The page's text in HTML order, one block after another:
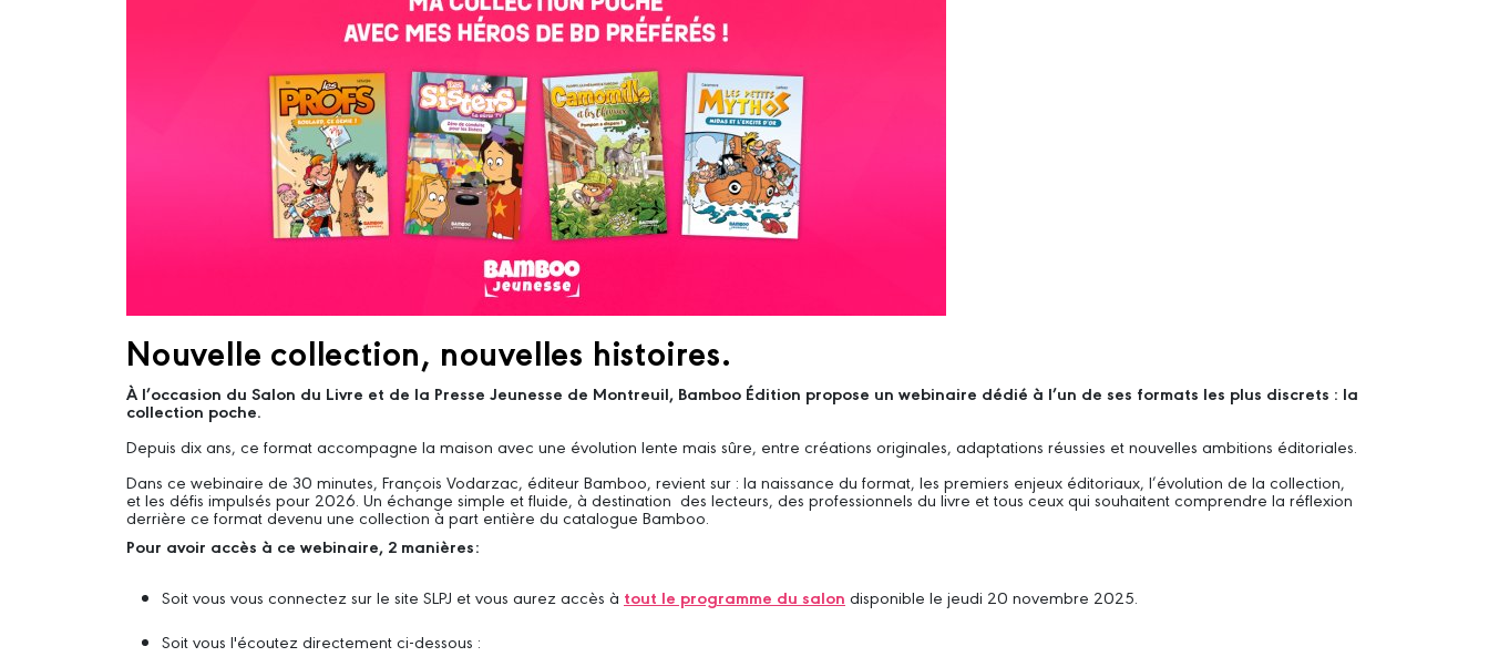
Nouvelle collection, nouvelles histoires.
À l’occasion du Salon du Livre et de la Presse Jeunesse de Montreuil, Bamboo Édition propose un webinaire dédié à l’un de ses formats les plus discrets : la
collection poche.
Depuis dix ans, ce format accompagne la maison avec une évolution lente mais sûre, entre créations originales, adaptations réussies et nouvelles ambitions éditoriales.
Dans ce webinaire de 30 minutes, François Vodarzac, éditeur Bamboo, revient sur : la naissance du format, les premiers enjeux éditoriaux, l’évolution de la collection,
et les défis impulsés pour 2026. Un échange simple et fluide, à destination des lecteurs, des professionnels du livre et tous ceux qui souhaitent comprendre la réflexion
derrière ce format devenu une collection à part entière du catalogue Bamboo.
Pour avoir accès à ce webinaire, 2 manières:
Soit vous vous connectez sur le site SLPJ et vous aurez accès à tout le programme du salon disponible le jeudi 20 novembre 2025.
Soit vous l'écoutez directement ci-dessous :